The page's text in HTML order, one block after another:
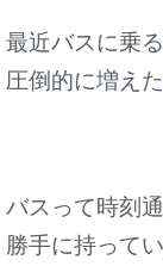
最近バスに乗
圧倒的に増えた
バスって時刻
勝手に持って